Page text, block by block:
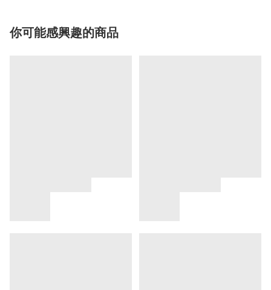
你可能感興趣的商品